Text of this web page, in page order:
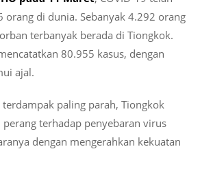
orang di dunia. Sebanyak 4.292 orang
terbanyak berada di Tiongkok.
80.955 kasus, dengan
ajal.
terdampak paling parah, Tiongkok
terhadap penyebaran virus
dengan mengerahkan kekuatan